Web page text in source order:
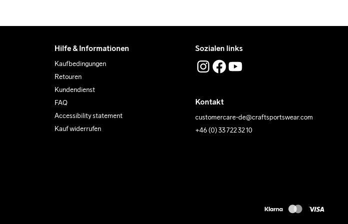
Hilfe & Informationen
Kaufbedingungen
Retouren
Kundendienst
FAQ
Accessibility statement
Kauf widerrufen
Sozialen links
Kontakt
customercare-de@craftsportswear.com
+46 (0) 33 722 32 10